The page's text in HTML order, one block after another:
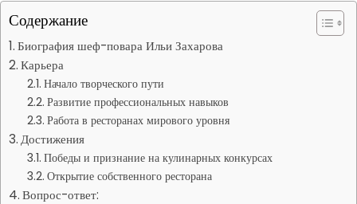
Содержание
Биография шеф-повара Ильи Захарова
Карьера
Начало творческого пути
Развитие профессиональных навыков
Работа в ресторанах мирового уровня
Достижения
Победы и признание на кулинарных конкурсах
Открытие собственного ресторана
Вопрос-ответ: